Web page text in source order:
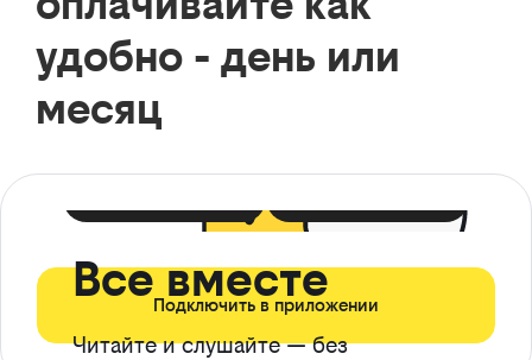
удобно - день или
месяц
Все вместе
Читайте и слушайте — без
Подключить в приложении